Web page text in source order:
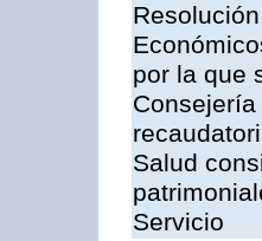
por la que
Salud
Servicio